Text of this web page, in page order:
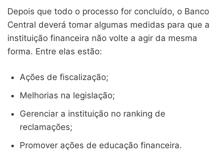
Depois que todo o processo for concluído, o Banco
Central deverá tomar algumas medidas para que a
instituição financeira não volte a agir da mesma
forma. Entre elas estão:
Ações de fiscalização;
Melhorias na legislação;
Gerenciar a instituição no ranking de
reclamações;
Promover ações de educação financeira.